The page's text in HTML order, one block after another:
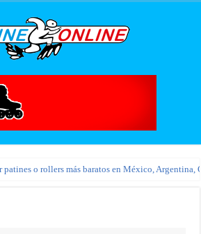
patines o rollers más baratos en México, Argentina,